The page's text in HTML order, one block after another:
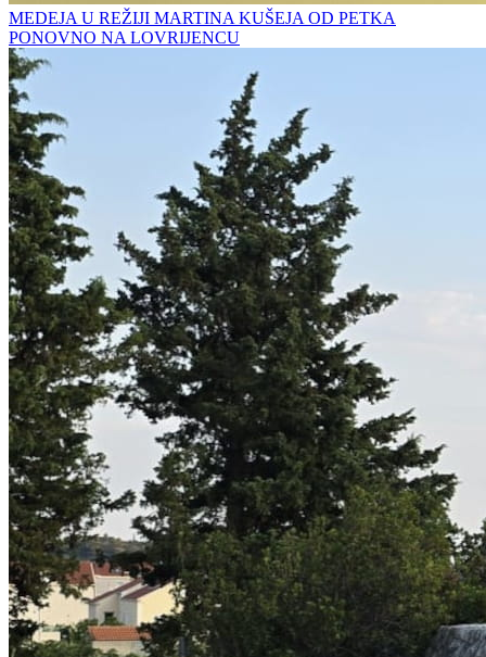
MEDEJA U REŽIJI MARTINA KUŠEJA OD PETKA
PONOVNO NA LOVRIJENCU